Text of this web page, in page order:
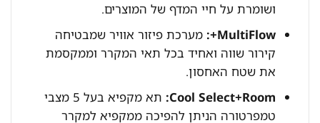
ושומרת על חיי המדף של המוצרים.
MultiFlow+:
מערכת פיזור אוויר שמבטיחה
קירור שווה ואחיד בכל תאי המקרר וממקסמת
את שטח האחסון.
Cool Select+Room:
תא מקפיא בעל 5 מצבי
טמפרטורה הניתן להפיכה ממקפיא למקרר